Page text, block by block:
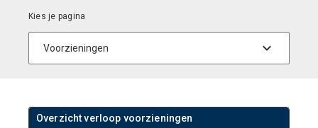
Overzicht verloop voorzieningen